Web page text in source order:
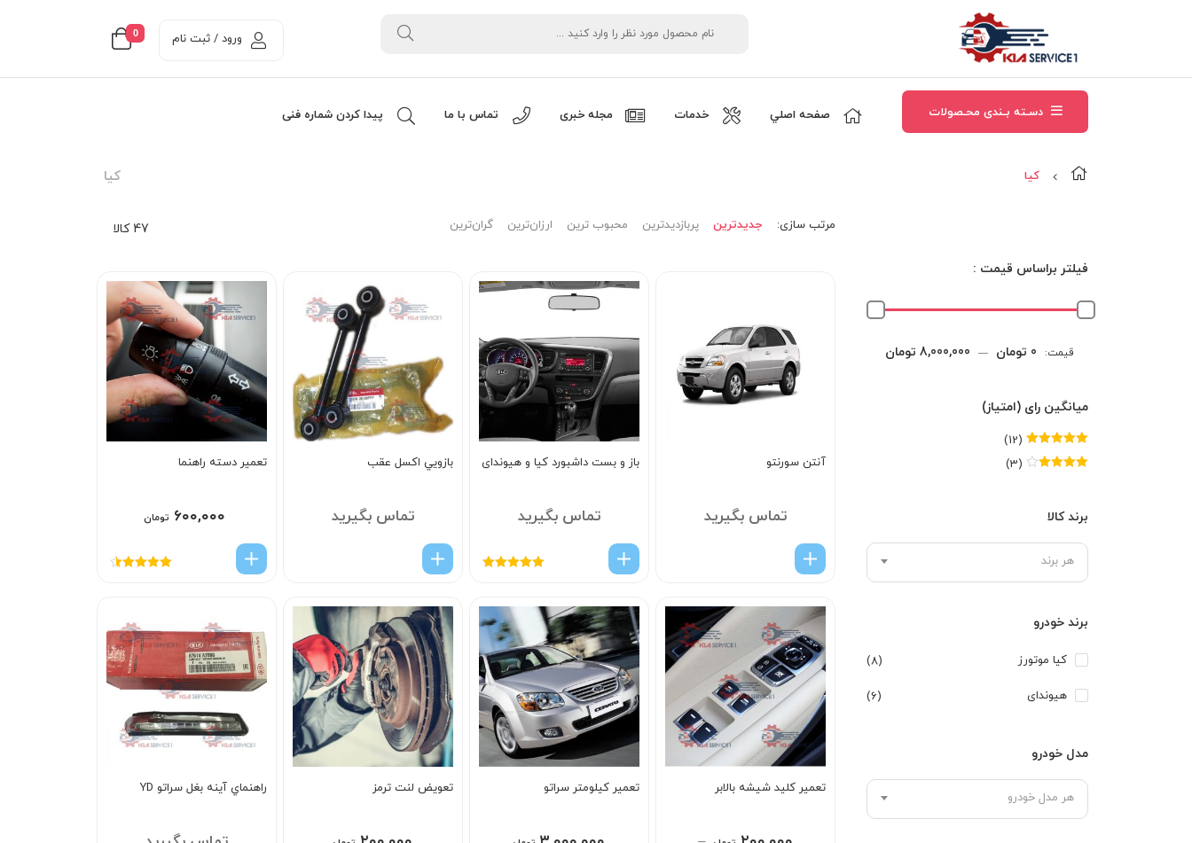
0 ورود / ثبت نام
دسـته بـندی محـصولات صفحه اصلي خدمات مجله خبری تماس با ما پیدا کردن شماره فنی
کيا کيا
فیلتر براساس قیمت :
حداقل
حداکثر
قیمت: 0 تومان — 8,000,000 تومان
میانگین رای (امتیاز)
امتیاز 5 از 5
(12)
(3)
برند کالا
هر برند
برند خودرو
کیا موتورز (8)
هیوندای (6)
مدل خودرو
هر مدل خودرو
47 کالا مرتب‌ سازی: جدیدترین پربازدیدترین محبوب ترین ارزان‌ترین گران‌ترین
آنتن سورنتو
تماس بگیرید
باز و بست داشبورد کیا و هیوندای
تماس بگیرید
بازويي اکسل عقب
تماس بگیرید
تعمیر دسته راهنما
۶۰۰,۰۰۰ تومان
تعمیر کلید شیشه بالابر تعمیر کیلومتر سراتو تعویض لنت ترمز راهنماي آينه بغل سراتو YD